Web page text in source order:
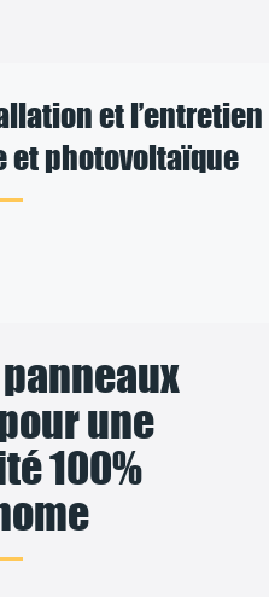
et l’entretien
et photovoltaïque
une
100%